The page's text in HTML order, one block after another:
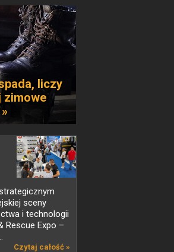
liczy
zimowe
sceny
i technologii
Rescue Expo –
Czytaj całość »